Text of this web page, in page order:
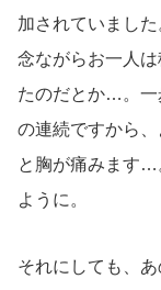
加されていまし
念ながらお一人
たのだとか…。一
の連続ですから
と胸が痛みます…
ように。
それにしても、